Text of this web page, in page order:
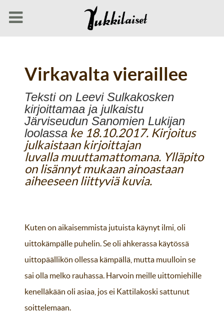
Virkavalta vieraillee
Teksti on Leevi Sulkakosken
kirjoittamaa ja julkaistu
Järviseudun Sanomien Lukijan
loolassa ke 18.10.2017. Kirjoitus
julkaistaan kirjoittajan
luvalla muuttamattomana. Ylläpito
on lisännyt mukaan ainoastaan
aiheeseen liittyviä kuvia.
Kuten on aikaisemmista jutuista käynyt ilmi, oli
uittokämpälle puhelin. Se oli ahkerassa käytössä
uittopäällikön ollessa kämpällä, mutta muulloin se
sai olla melko rauhassa. Harvoin meille uittomiehille
kenelläkään oli asiaa, jos ei Kattilakoski sattunut
soittelemaan.